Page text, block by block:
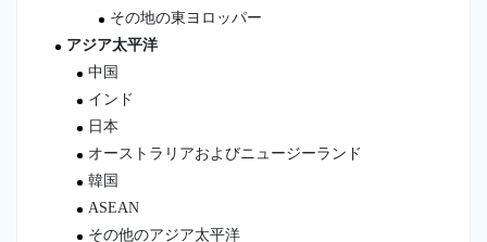
その地の東ヨロッパー
アジア太平洋
中国
インド
日本
オーストラリアおよびニュージーランド
韓国
ASEAN
その他のアジア太平洋